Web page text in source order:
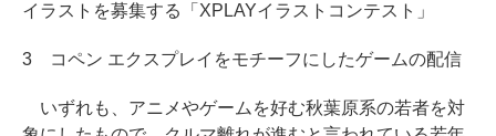
イラストを募集する「XPLAYイラストコンテスト」
3 コペン エクスプレイをモチーフにしたゲームの配信
いずれも、アニメやゲームを好む秋葉原系の若者を対